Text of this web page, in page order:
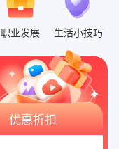
职业发展 生活小技巧
优惠折扣